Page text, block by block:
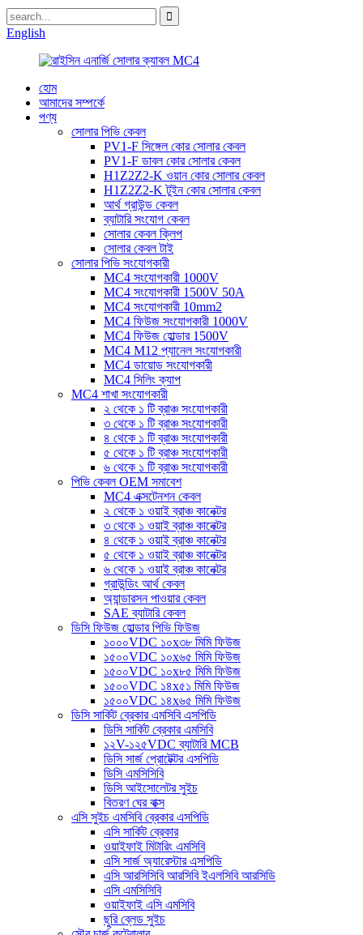
English
হোম
আমাদের সম্পর্কে
পণ্য
সোলার পিভি কেবল
PV1-F সিঙ্গেল কোর সোলার কেবল
PV1-F ডাবল কোর সোলার কেবল
H1Z2Z2-K ওয়ান কোর সোলার কেবল
H1Z2Z2-K টুইন কোর সোলার কেবল
আর্থ গ্রাউন্ড কেবল
ব্যাটারি সংযোগ কেবল
সোলার কেবল ক্লিপ
সোলার কেবল টাই
সোলার পিভি সংযোগকারী
MC4 সংযোগকারী 1000V
MC4 সংযোগকারী 1500V 50A
MC4 সংযোগকারী 10mm2
MC4 ফিউজ সংযোগকারী 1000V
MC4 ফিউজ হোল্ডার 1500V
MC4 M12 প্যানেল সংযোগকারী
MC4 ডায়োড সংযোগকারী
MC4 সিলিং ক্যাপ
MC4 শাখা সংযোগকারী
২ থেকে ১ টি ব্রাঞ্চ সংযোগকারী
৩ থেকে ১ টি ব্রাঞ্চ সংযোগকারী
৪ থেকে ১ টি ব্রাঞ্চ সংযোগকারী
৫ থেকে ১ টি ব্রাঞ্চ সংযোগকারী
৬ থেকে ১ টি ব্রাঞ্চ সংযোগকারী
পিভি কেবল OEM সমাবেশ
MC4 এক্সটেনশন কেবল
২ থেকে ১ ওয়াই ব্রাঞ্চ কানেক্টর
৩ থেকে ১ ওয়াই ব্রাঞ্চ কানেক্টর
৪ থেকে ১ ওয়াই ব্রাঞ্চ কানেক্টর
৫ থেকে ১ ওয়াই ব্রাঞ্চ কানেক্টর
৬ থেকে ১ ওয়াই ব্রাঞ্চ কানেক্টর
গ্রাউন্ডিং আর্থ কেবল
অ্যান্ডারসন পাওয়ার কেবল
SAE ব্যাটারি কেবল
ডিসি ফিউজ হোল্ডার পিভি ফিউজ
১০০০VDC ১০x৩৮ মিমি ফিউজ
১৫০০VDC ১০x৬৫ মিমি ফিউজ
১৫০০VDC ১০x৮৫ মিমি ফিউজ
১৫০০VDC ১৪x৫১ মিমি ফিউজ
১৫০০VDC ১৪x৬৫ মিমি ফিউজ
ডিসি সার্কিট ব্রেকার এমসিবি এসপিডি
ডিসি সার্কিট ব্রেকার এমসিবি
১২V-১২৫VDC ব্যাটারি MCB
ডিসি সার্জ প্রোটেক্টর এসপিডি
ডিসি এমসিসিবি
ডিসি আইসোলেটর সুইচ
বিতরণ ঘের বাক্স
এসি সুইচ এমসিবি ব্রেকার এসপিডি
এসি সার্কিট ব্রেকার
ওয়াইফাই মিটারিং এমসিবি
এসি সার্জ অ্যারেস্টার এসপিডি
এসি আরসিসিবি আরসিবি ইএলসিবি আরসিডি
এসি এমসিসিবি
ওয়াইফাই এসি এমসিবি
ছুরি ব্লেড সুইচ